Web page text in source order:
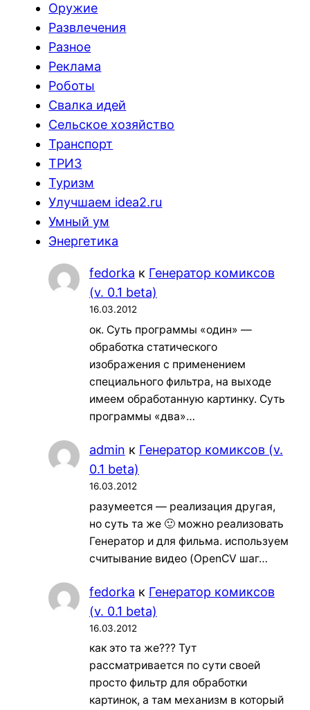
Оружие
Развлечения
Разное
Реклама
Роботы
Свалка идей
Сельское хозяйство
Транспорт
ТРИЗ
Туризм
Улучшаем idea2.ru
Умный ум
Энергетика
fedorka к Генератор комиксов
(v. 0.1 beta)
16.03.2012
ок. Суть программы «один» —
обработка статического
изображения с применением
специального фильтра, на выходе
имеем обработанную картинку. Суть
программы «два»…
admin к Генератор комиксов (v.
0.1 beta)
16.03.2012
разумеется — реализация другая,
но суть та же 🙂 можно реализовать
Генератор и для фильма. используем
считывание видео (OpenCV шаг…
fedorka к Генератор комиксов
(v. 0.1 beta)
16.03.2012
как это та же??? Тут
рассматривается по сути своей
просто фильтр для обработки
картинок, а там механизм в который